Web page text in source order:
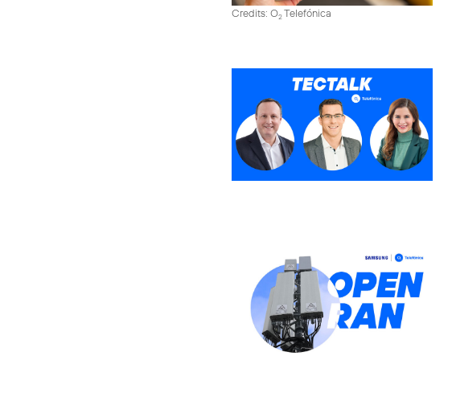
Credits: O2Telefónica